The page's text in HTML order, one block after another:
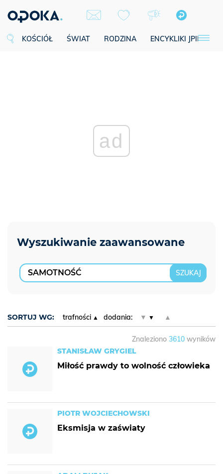
KOŚCIÓŁ ŚWIAT RODZINA ENCYKLIKI JPII
ad
SORTUJ WG: trafności dodania: ▼ ▲
Znaleziono 3610 wyników
STANISŁAW GRYGIEL
Miłość prawdy to wolność człowieka
PIOTR WOJCIECHOWSKI
Eksmisja w zaświaty